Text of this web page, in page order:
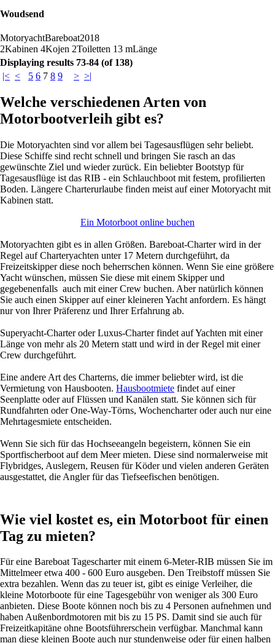
Woudsend
MotoryachtBareboat2018
2Kabinen 4Kojen 2Toiletten 13 mLänge
Displaying results 73-84 (of 138)
|< < 5 6 7 8 9 > >|
Welche verschiedenen Arten von
Motorbootverleih gibt es?
Die Motoryachten sind vor allem bei Tagesausflügen sehr beliebt.
Diese Schiffe sind recht schnell und bringen Sie rasch an das
gewünschte Ziel und wieder zurück. Ein beliebter Bootstyp für
Tagesausflüge ist das RIB - ein Schlauchboot mit festem, profilierten
Boden. Längere Charterurlaube finden meist auf einer Motoryacht mit
Kabinen statt.
Ein Motorboot online buchen
Motoryachten gibt es in allen Größen. Bareboat-Charter wird in der
Regel auf Charteryachten unter 17 Metern durchgeführt, da
Freizeitskipper diese noch beherrschen können. Wenn Sie eine größere
Yacht wünschen, müssen Sie diese mit einem Skipper und
gegebenenfalls auch mit einer Crew buchen. Aber natürlich können
Sie auch einen Skipper auf einer kleineren Yacht anfordern. Es hängt
nur von Ihrer Präferenz und Ihrer Erfahrung ab.
Superyacht-Charter oder Luxus-Charter findet auf Yachten mit einer
Länge von mehr als 20 Metern statt und wird in der Regel mit einer
Crew durchgeführt.
Eine andere Art des Charterns, die immer beliebter wird, ist die
Vermietung von Hausbooten. Hausbootmiete findet auf einer
Seenplatte oder auf Flüssen und Kanälen statt. Sie können sich für
Rundfahrten oder One-Way-Törns, Wochencharter oder auch nur eine
Mehrtagesmiete entscheiden.
Wenn Sie sich für das Hochseeangeln begeistern, können Sie ein
Sportfischerboot auf dem Meer mieten. Diese sind normalerweise mit
Flybridges, Auslegern, Reusen für Köder und vielen anderen Geräten
ausgestattet, die Angler für das Tiefseefischen benötigen.
Wie viel kostet es, ein Motorboot für einen
Tag zu mieten?
Für eine Bareboat Tagescharter mit einem 6-Meter-RIB müssen Sie im
Mittelmeer etwa 400 - 600 Euro ausgeben. Den Treibstoff müssen Sie
extra bezahlen. Wenn das zu teuer ist, gibt es einige Verleiher, die
kleine Motorboote für eine Tagesgebühr von weniger als 300 Euro
anbieten. Diese Boote können noch bis zu 4 Personen aufnehmen und
haben Außenbordmotoren mit bis zu 15 PS. Damit sind sie auch für
Freizeitkapitäne ohne Bootsführerschein verfügbar. Manchmal kann
man diese kleinen Boote auch nur stundenweise oder für einen halben